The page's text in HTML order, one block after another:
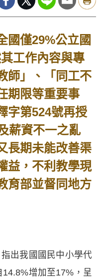
國僅29%公立國
工作內容與專
師」、「同工不
期限等重要事
字第524號再授
薪資不一之亂
長期未能改善渠
益，不利教學現
育部並督同地方
出我國國民中小學代
增加至17%，呈